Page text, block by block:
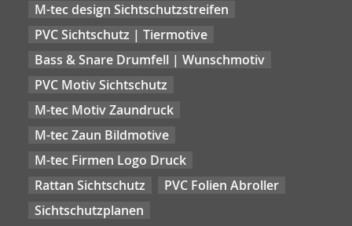
M-tec design Sichtschutzstreifen
PVC Sichtschutz | Tiermotive
Bass & Snare Drumfell | Wunschmotiv
PVC Motiv Sichtschutz
M-tec Motiv Zaundruck
M-tec Zaun Bildmotive
M-tec Firmen Logo Druck
Rattan Sichtschutz
PVC Folien Abroller
Sichtschutzplanen